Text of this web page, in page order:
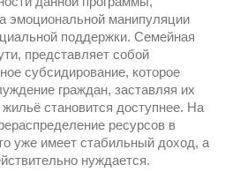
эмоциональной манипуляции
поддержки. Семейная
представляет собой
субсидирование, которое
граждан, заставляя их
жильё становится доступнее. На
ресурсов в
уже имеет стабильный доход, а
нуждается.